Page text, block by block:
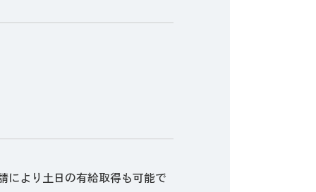
により土日の有給取得も可能で